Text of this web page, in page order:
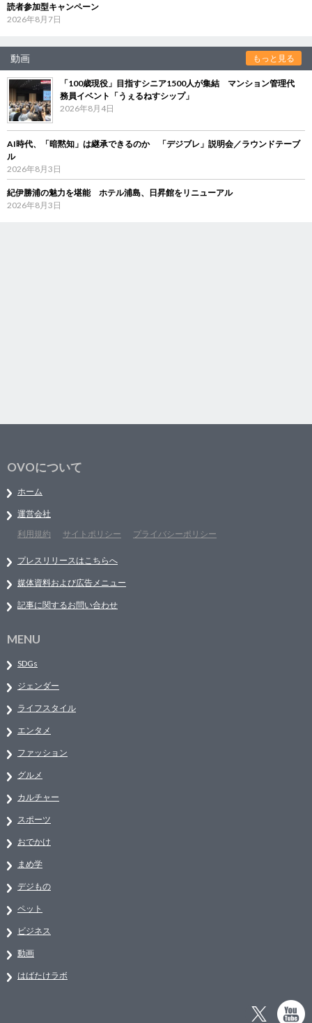
読者参加型キャンペーン
2026年8月7日
動画 もっと見る
「100歳現役」目指すシニア1500人が集結 マンション管理代
務員イベント「うぇるねすシップ」
2026年8月4日
AI時代、「暗黙知」は継承できるのか 「デジブレ」説明会／ラウンドテーブ
ル
2026年8月3日
紀伊勝浦の魅力を堪能 ホテル浦島、日昇館をリニューアル
2026年8月3日
OVOについて
ホーム
運営会社
利用規約
サイトポリシー プライバシーポリシー
プレスリリースはこちらへ
媒体資料および広告メニュー
記事に関するお問い合わせ
MENU
SDGs
ジェンダー
ライフスタイル
エンタメ
ファッション
グルメ
カルチャー
スポーツ
おでかけ
まめ学
デジもの
ペット
ビジネス
動画
はばたけラボ